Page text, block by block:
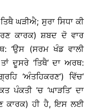
ਘੜੀਐ; ਸੁਰਾ ਸਿਧਾ ਕੀ
ਕਾਰਕ) ਸ਼ਬਦ ਦੋ ਵਾਰ
‘ਉਸ (ਸਰਮ ਖੰਡ ਵਾਲੀ
ਦੂਸਰੇ ‘ਤਿਥੈ’ ਦਾ ਅਰਥ:
‘ਅੰਤਹਿਕਰਣ’) ਵਿੱਚ’
’ਚ ‘ਘਾੜਤਿ’ ਦਾ
ਕਾਰਕ) ਹੀ ਹੈ, ਇਸ ਲਈ